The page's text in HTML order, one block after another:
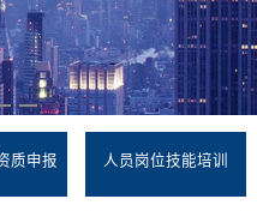
质申报 人员岗位技能培训